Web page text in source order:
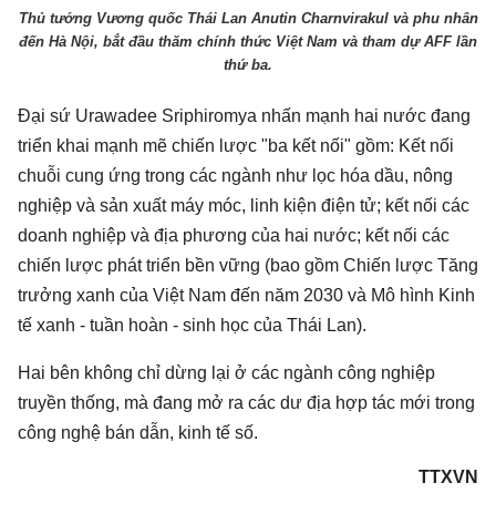
Thủ tướng Vương quốc Thái Lan Anutin Charnvirakul và phu nhân
đến Hà Nội, bắt đầu thăm chính thức Việt Nam và tham dự AFF lần
thứ ba.
Đại sứ Urawadee Sriphiromya nhấn mạnh hai nước đang
triển khai mạnh mẽ chiến lược "ba kết nối" gồm: Kết nối
chuỗi cung ứng trong các ngành như lọc hóa dầu, nông
nghiệp và sản xuất máy móc, linh kiện điện tử; kết nối các
doanh nghiệp và địa phương của hai nước; kết nối các
chiến lược phát triển bền vững (bao gồm Chiến lược Tăng
trưởng xanh của Việt Nam đến năm 2030 và Mô hình Kinh
tế xanh - tuần hoàn - sinh học của Thái Lan).
Hai bên không chỉ dừng lại ở các ngành công nghiệp
truyền thống, mà đang mở ra các dư địa hợp tác mới trong
công nghệ bán dẫn, kinh tế số.
TTXVN